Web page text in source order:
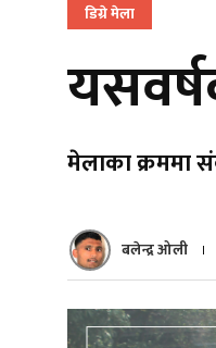
डिग्रे मेला
मेलाका क्रममा
बलेन्द्र ओली